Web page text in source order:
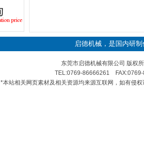
启德机械，是国内研
东莞市启德机械有限公司 版权
TEL:0769-86666261
*本站相关网页素材及相关资源均来源互联网，如有侵